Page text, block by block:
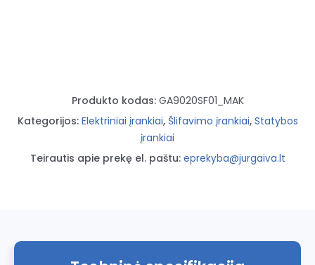
Produkto kodas: GA9020SF01_MAK
Kategorijos: Elektriniai įrankiai, Šlifavimo įrankiai, Statybos
įrankiai
Teirautis apie prekę el. paštu: eprekyba@jurgaiva.lt